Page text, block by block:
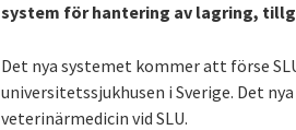
system för hantering av lagring,
Det nya systemet kommer att förse
universitetssjukhusen i Sverige. Det
veterinärmedicin vid SLU.